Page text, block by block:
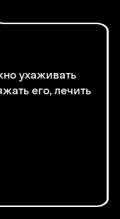
ухаживать
его, лечить